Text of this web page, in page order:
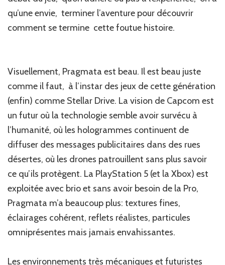
qu’une envie, terminer l’aventure pour découvrir
comment se termine cette foutue histoire.
Visuellement, Pragmata est beau. Il est beau juste
comme il faut, à l’instar des jeux de cette génération
(enfin) comme Stellar Drive. La vision de Capcom est
un futur où la technologie semble avoir survécu à
l’humanité, où les hologrammes continuent de
diffuser des messages publicitaires dans des rues
désertes, où les drones patrouillent sans plus savoir
ce qu’ils protègent. La PlayStation 5 (et la Xbox) est
exploitée avec brio et sans avoir besoin de la Pro,
Pragmata m’a beaucoup plus: textures fines,
éclairages cohérent, reflets réalistes, particules
omniprésentes mais jamais envahissantes.
Les environnements très mécaniques et futuristes